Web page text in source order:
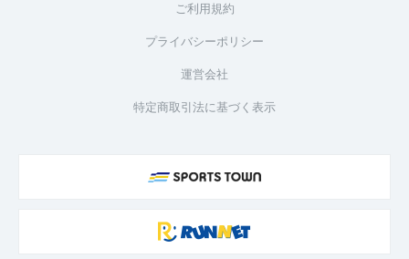
ご利用規約
プライバシーポリシー
運営会社
特定商取引法に基づく表示